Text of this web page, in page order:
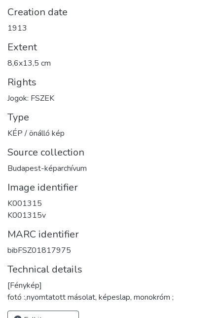
Creation date
1913
Extent
8,6x13,5 cm
Rights
Jogok: FSZEK
Type
KÉP / önálló kép
Source collection
Budapest-képarchívum
Image identifier
K001315
K001315v
MARC identifier
bibFSZ01817975
Technical details
[Fénykép]
fotó :,nyomtatott másolat, képeslap, monokróm ;